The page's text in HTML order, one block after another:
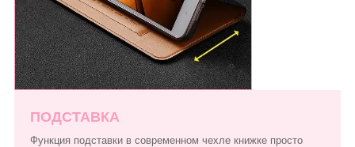
ПОДСТАВКА
Функция подставки в современном чехле книжке просто